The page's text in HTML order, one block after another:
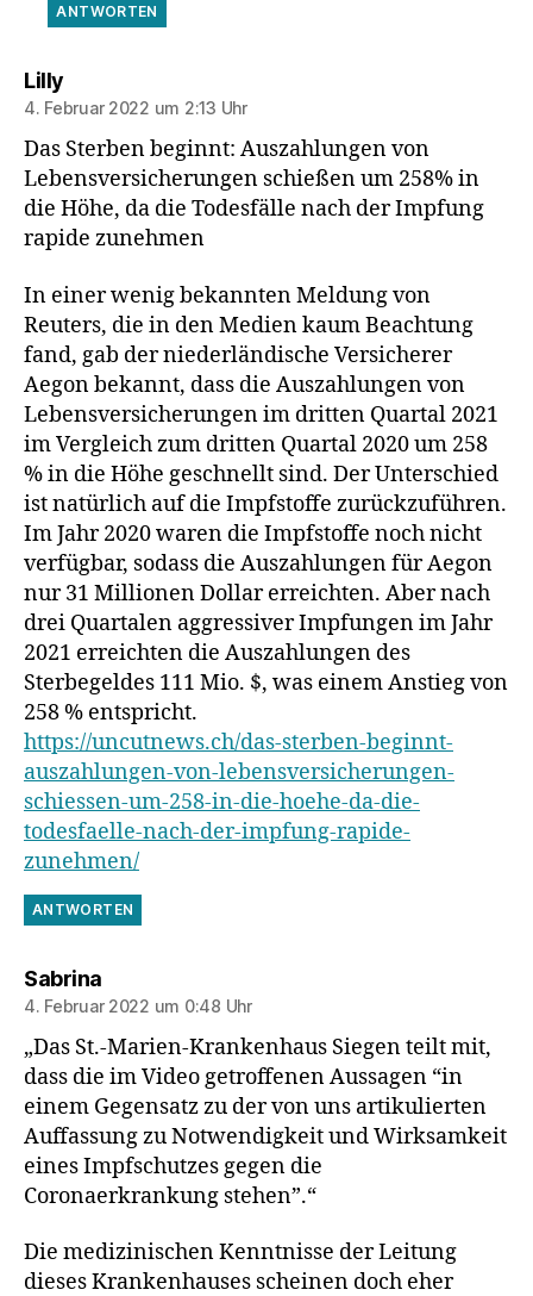
ANTWORTEN
Lillysagt:
4. Februar 2022 um 2:13 Uhr
Das Sterben beginnt: Auszahlungen von
Lebensversicherungen schießen um 258% in
die Höhe, da die Todesfälle nach der Impfung
rapide zunehmen
In einer wenig bekannten Meldung von
Reuters, die in den Medien kaum Beachtung
fand, gab der niederländische Versicherer
Aegon bekannt, dass die Auszahlungen von
Lebensversicherungen im dritten Quartal 2021
im Vergleich zum dritten Quartal 2020 um 258
% in die Höhe geschnellt sind. Der Unterschied
ist natürlich auf die Impfstoffe zurückzuführen.
Im Jahr 2020 waren die Impfstoffe noch nicht
verfügbar, sodass die Auszahlungen für Aegon
nur 31 Millionen Dollar erreichten. Aber nach
drei Quartalen aggressiver Impfungen im Jahr
2021 erreichten die Auszahlungen des
Sterbegeldes 111 Mio. $, was einem Anstieg von
258 % entspricht.
https://uncutnews.ch/das-sterben-beginnt-
auszahlungen-von-lebensversicherungen-
schiessen-um-258-in-die-hoehe-da-die-
todesfaelle-nach-der-impfung-rapide-
zunehmen/
ANTWORTEN
Sabrinasagt:
4. Februar 2022 um 0:48 Uhr
„Das St.-Marien-Krankenhaus Siegen teilt mit,
dass die im Video getroffenen Aussagen “in
einem Gegensatz zu der von uns artikulierten
Auffassung zu Notwendigkeit und Wirksamkeit
eines Impfschutzes gegen die
Coronaerkrankung stehen”.“
Die medizinischen Kenntnisse der Leitung
dieses Krankenhauses scheinen doch eher